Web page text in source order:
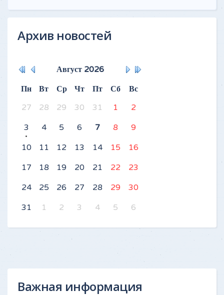
Архив новостей
Август 2026
Пн
Вт Ср Чт Пт Сб
Вс
27
28 29 30 31 1
2
3
4 5 6 7 8
9
10
11 12 13 14 15
16
17
18 19 20 21 22
23
24
25 26 27 28 29
30
31
1 2 3 4 5 6
Важная информация